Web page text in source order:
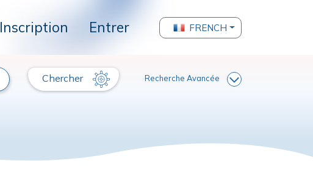
Inscription Entrer FRENCH
Chercher Recherche Avancée